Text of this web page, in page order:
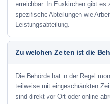
erreichbar. In Euskirchen gibt es
spezifische Abteilungen wie
Leistungsabteilung.
Zu welchen Zeiten ist die
Die Behörde hat in der Regel
teilweise mit eingeschränkten
sind direkt vor Ort oder online